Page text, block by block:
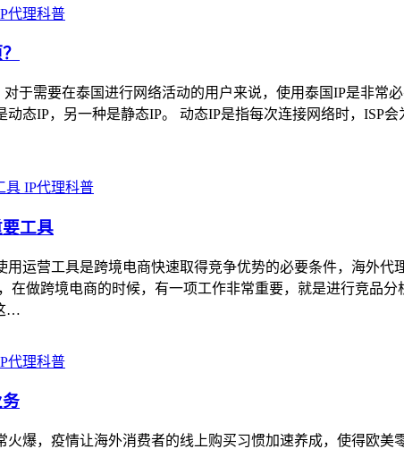
代理科普
于需要在泰国进行网络活动的用户来说，使用泰国IP是非常
态IP，另一种是静态IP。 动态IP是指每次连接网络时，ISP
IP代理科普
工具
用运营工具是跨境电商快速取得竞争优势的必要条件，海外
在做跨境电商的时候，有一项工作非常重要，就是进行竞品
…
代理科普
火爆，疫情让海外消费者的线上购买习惯加速养成，使得欧